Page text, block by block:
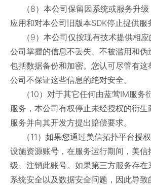
（8）本公司保留因系统或服务升
应用和对本公司旧版本SDK停止提供服
（9）本公司仅按现有技术提供相
公司掌握的信息不丢失、不被滥用和
包括数据备份和加密。您认可尽管有这
公司不保证这些信息的绝对安全。
（10）对于其它任何由蓝莺IM服务
服务，本公司有权停止未经授权的衍生
服务并向其开发方提出赔偿要求。
（11）如果您通过美信拓扑平台授
设施资源账号，在服务运行期间，美
级、注销此账号。如果第三方服务存在
系统安全以及数据安全问题，因此导致